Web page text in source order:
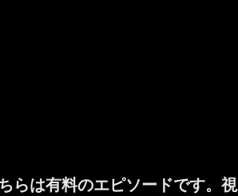
らは有料のエピソードです。視